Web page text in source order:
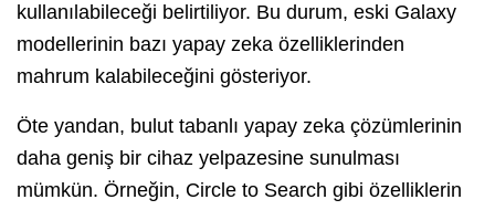
kullanılabileceği belirtiliyor. Bu durum, eski Galaxy
modellerinin bazı yapay zeka özelliklerinden
mahrum kalabileceğini gösteriyor.
Öte yandan, bulut tabanlı yapay zeka çözümlerinin
daha geniş bir cihaz yelpazesine sunulması
mümkün. Örneğin, Circle to Search gibi özelliklerin